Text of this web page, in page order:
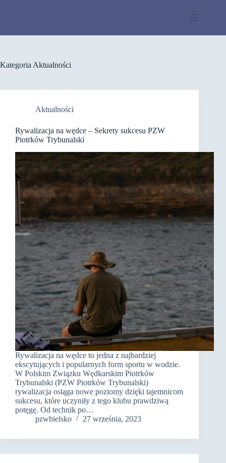
Kategoria Aktualności
Aktualności
Rywalizacja na wędce – Sekrety sukcesu PZW
Piotrków Trybunalski
Rywalizacja na wędce to jedna z najbardziej
ekscytujących i popularnych form sportu w wodzie.
W Polskim Związku Wędkarskim Piotrków
Trybunalski (PZW Piotrków Trybunalski)
rywalizacja osiąga nowe poziomy dzięki tajemnicom
sukcesu, które uczyniły z tego klubu prawdziwą
potęgę. Od technik po…
pzwbielsko
27 września, 2023